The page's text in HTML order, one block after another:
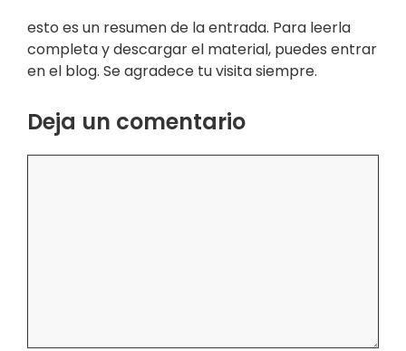
esto es un resumen de la entrada. Para leerla
completa y descargar el material, puedes entrar
en el blog. Se agradece tu visita siempre.
Deja un comentario